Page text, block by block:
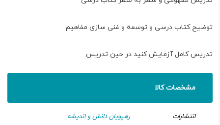
توضیح کتاب درسی و توسعه و غنی سازی مفاهیم
تدریس کامل آزمایش کنید در حین تدریس
مشخصات کالا
انتشارات رهپویان دانش و اندیشه